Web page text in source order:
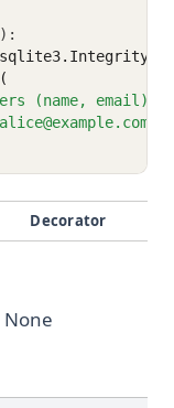
):
(
(name, email)
Decorator
None